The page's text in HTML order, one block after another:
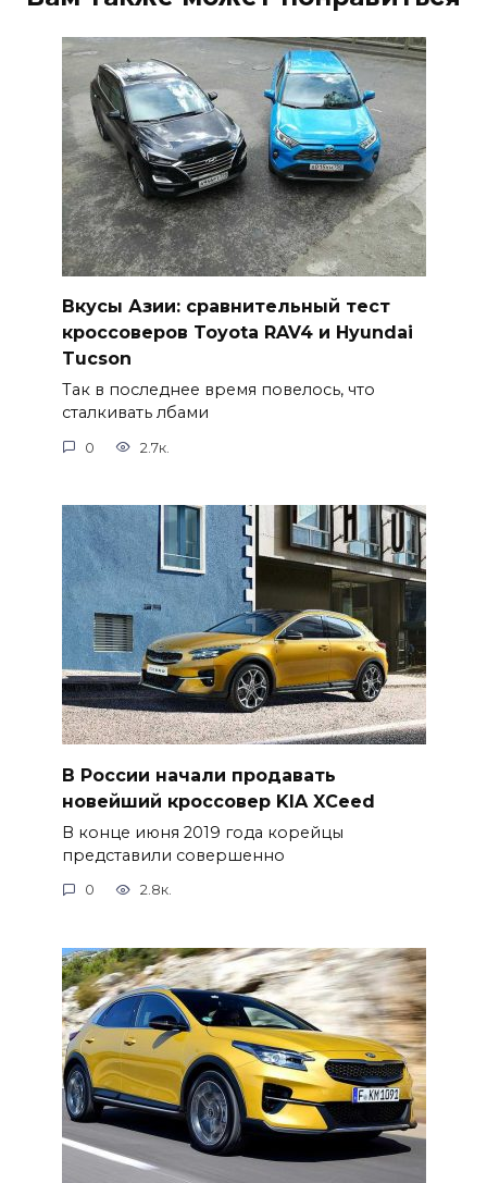
Вкусы Азии: сравнительный тест
кроссоверов Toyota RAV4 и Hyundai
Tucson
Так в последнее время повелось, что
сталкивать лбами
0 2.7к.
В России начали продавать
новейший кроссовер KIA XCeed
В конце июня 2019 года корейцы
представили совершенно
0 2.8к.